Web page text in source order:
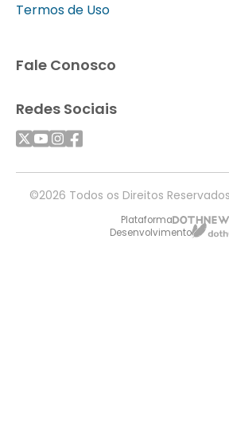
Termos de Uso
Fale Conosco
Redes Sociais
©2026 Todos os Direitos
Plataforma
Desenvolvimento